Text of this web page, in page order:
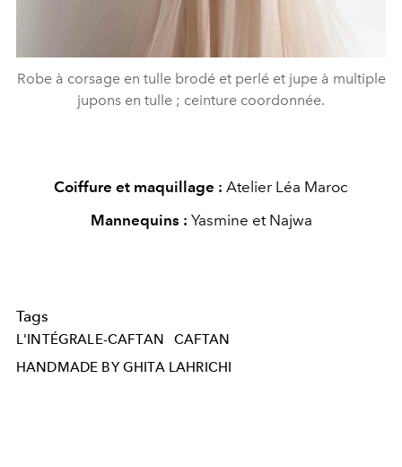
Robe à corsage en tulle brodé et perlé et jupe à multiple
jupons en tulle ; ceinture coordonnée.
Coiffure et maquillage : Atelier Léa Maroc
Mannequins : Yasmine et Najwa
Tags
L'INTÉGRALE-CAFTAN
CAFTAN
HANDMADE BY GHITA LAHRICHI